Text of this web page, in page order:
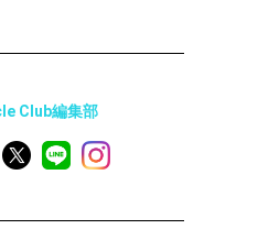
Club編集部